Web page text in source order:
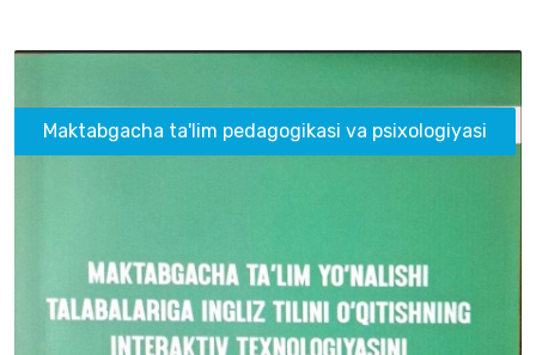
Maktabgacha ta'lim pedagogikasi va psixologiyasi